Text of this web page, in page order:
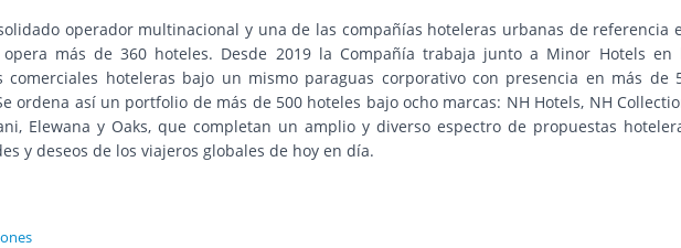
operador multinacional y una de las compañías hoteleras urbanas de referencia
más de 360 hoteles. Desde 2019 la Compañía trabaja junto a Minor Hotels en
comerciales hoteleras bajo un mismo paraguas corporativo con presencia en más de
ordena así un portfolio de más de 500 hoteles bajo ocho marcas: NH Hotels, NH
Elewana y Oaks, que completan un amplio y diverso espectro de propuestas
y deseos de los viajeros globales de hoy en día.